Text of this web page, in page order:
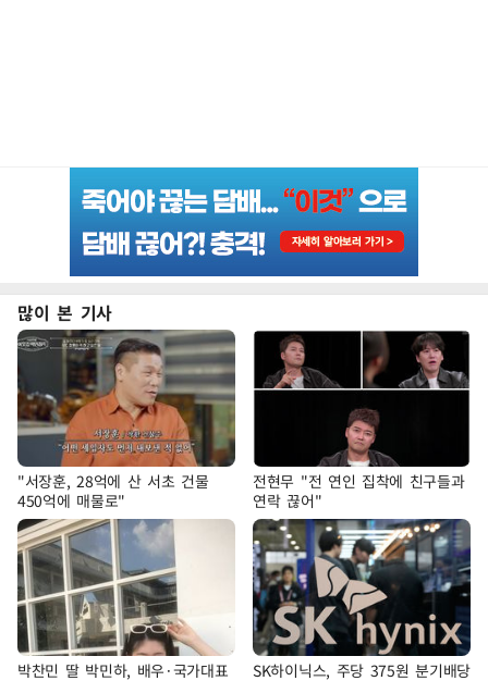
많이 본 기사
"서장훈, 28억에 산 서초 건물
450억에 매물로"
전현무 "전 연인 집착에 친구들과
연락 끊어"
박찬민 딸 박민하, 배우·국가대표
SK하이닉스, 주당 375원 분기배당